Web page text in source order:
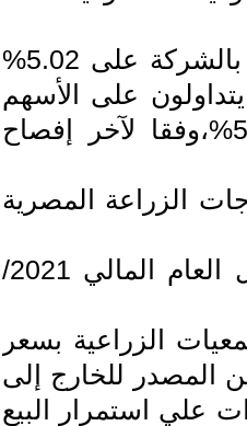
- يستحوذ اتحاد العاملين المساهمين بالشركة على 5.02%
على الأسهم
الحرة فى البورصة تحت سقف ال5%،وفقا لآخر إفصاح
من احتياجات الزراعة المصرية
- بلغ إنتاج الشركة من الأسمدة خلال العام المالي 2021/
الزراعية بسعر
المصدر للخارج إلى
علي استمرار البيع